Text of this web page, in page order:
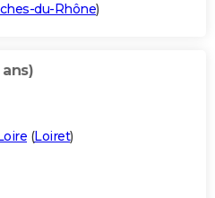
du-Rhône)
ans)
(Loiret)